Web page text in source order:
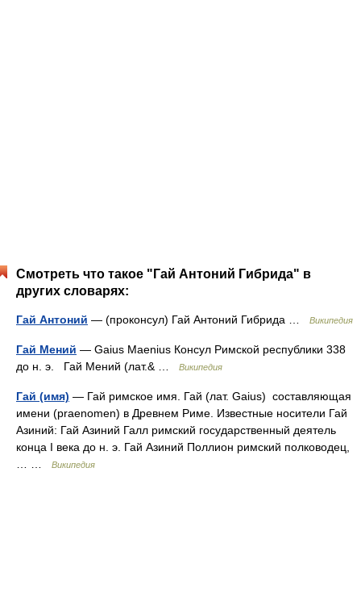
Смотреть что такое "Гай Антоний Гибрида" в
других словарях:
Гай Антоний — (проконсул) Гай Антоний Гибрида … Википедия
Гай Мений — Gaius Maenius Консул Римской республики 338
до н. э. Гай Мений (лат.& …
Википедия
Гай (имя) — Гай римское имя. Гай (лат. Gaius) составляющая
имени (praenomen) в Древнем Риме. Известные носители Гай
Азиний: Гай Азиний Галл римский государственный деятель
конца I века до н. э. Гай Азиний Поллион римский полководец,
Википедия